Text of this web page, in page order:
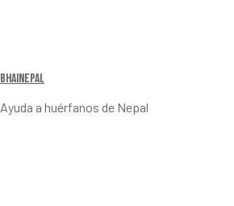
Bhainepal
Ayuda a huérfanos de Nepal